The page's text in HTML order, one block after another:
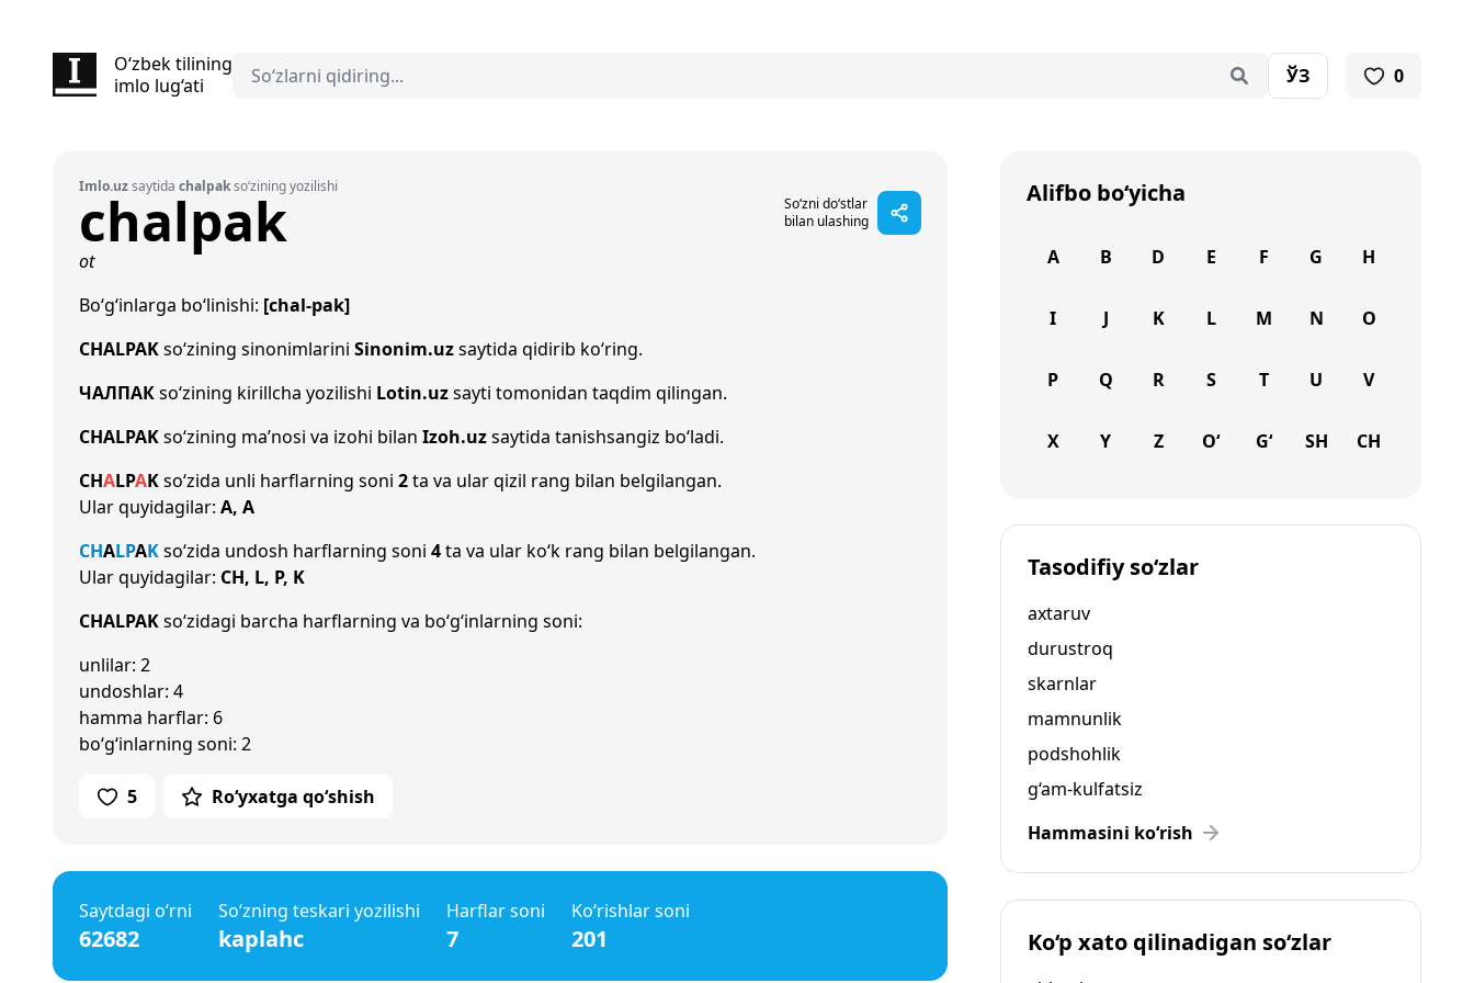
O‘zbek tilining
imlo lug‘ati
ЎЗ 0
Imlo.uzsaytida chalpakso‘zining yozilishi
chalpak
So‘zni do‘stlar
bilan ulashing
ot
Bo‘g‘inlarga bo‘linishi: [chal-pak]
CHALPAKso‘zining sinonimlarini Sinonim.uzsaytida qidirib ko‘ring.
ЧАЛПАКso‘zining kirillcha yozilishi Lotin.uzsayti tomonidan taqdim qilingan.
CHALPAKso‘zining ma’nosi va izohi bilan Izoh.uzsaytida tanishsangiz bo‘ladi.
CHALPAKso‘zida unli harflarning soni 2ta va ular qizil rang bilan belgilangan.
Ular quyidagilar: A, A
CHALPAKso‘zida undosh harflarning soni 4ta va ular ko‘k rang bilan belgilangan.
Ular quyidagilar: CH, L, P, K
CHALPAKso‘zidagi barcha harflarning va bo‘g‘inlarning soni:
unlilar: 2
undoshlar: 4
hamma harflar: 6
bo‘g‘inlarning soni: 2
5 Ro‘yxatga qo‘shish
Saytdagi o‘rni
62682
So‘zning teskari yozilishi
kaplahc
Harflar soni
7
Ko‘rishlar soni
201
Alifbo bo‘yicha
A B D E F G H
I J K L M N O
P Q R S T U V
X Y Z O‘ G‘ SH CH
Tasodifiy so‘zlar
axtaruv
durustroq
skarnlar
mamnunlik
podshohlik
g‘am-kulfatsiz
Hammasini ko‘rish
Ko‘p xato qilinadigan so‘zlar